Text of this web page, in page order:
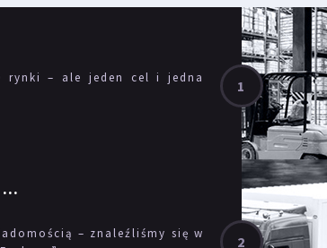
rynki – ale jeden cel i jedna
...
– znaleźliśmy się w